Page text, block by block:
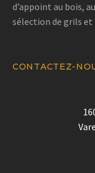
d’appoint au bois,
sélection de grils et
CONTACTEZ-